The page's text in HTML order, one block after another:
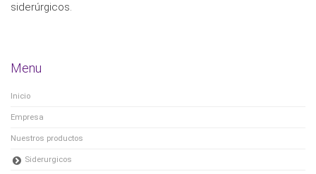
siderúrgicos.
Menu
Inicio
Empresa
Nuestros productos
Siderurgicos